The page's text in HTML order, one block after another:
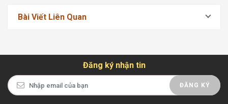
Bài Viết Liên Quan
Đăng ký nhận tin
ĐĂNG KÝ